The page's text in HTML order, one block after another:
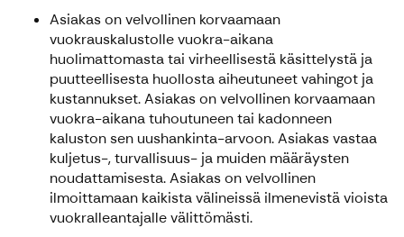
Asiakas on velvollinen korvaamaan
vuokrauskalustolle vuokra-aikana
huolimattomasta tai virheellisestä käsittelystä ja
puutteellisesta huollosta aiheutuneet vahingot ja
kustannukset. Asiakas on velvollinen korvaamaan
vuokra-aikana tuhoutuneen tai kadonneen
kaluston sen uushankinta-arvoon. Asiakas vastaa
kuljetus-, turvallisuus- ja muiden määräysten
noudattamisesta. Asiakas on velvollinen
ilmoittamaan kaikista välineissä ilmenevistä vioista
vuokralleantajalle välittömästi.